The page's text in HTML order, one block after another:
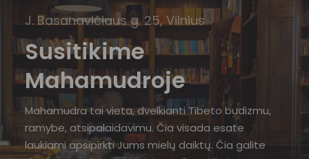
J. Basanavičiaus g. 25, Vilnius
Susitikime
Mahamudroje
Mahamudra tai vieta, dvelkianti Tibeto budizmu,
ramybe, atsipalaidavimu. Čia visada esate
laukiami apsipirkti Jums mielų daiktų. Čia galite